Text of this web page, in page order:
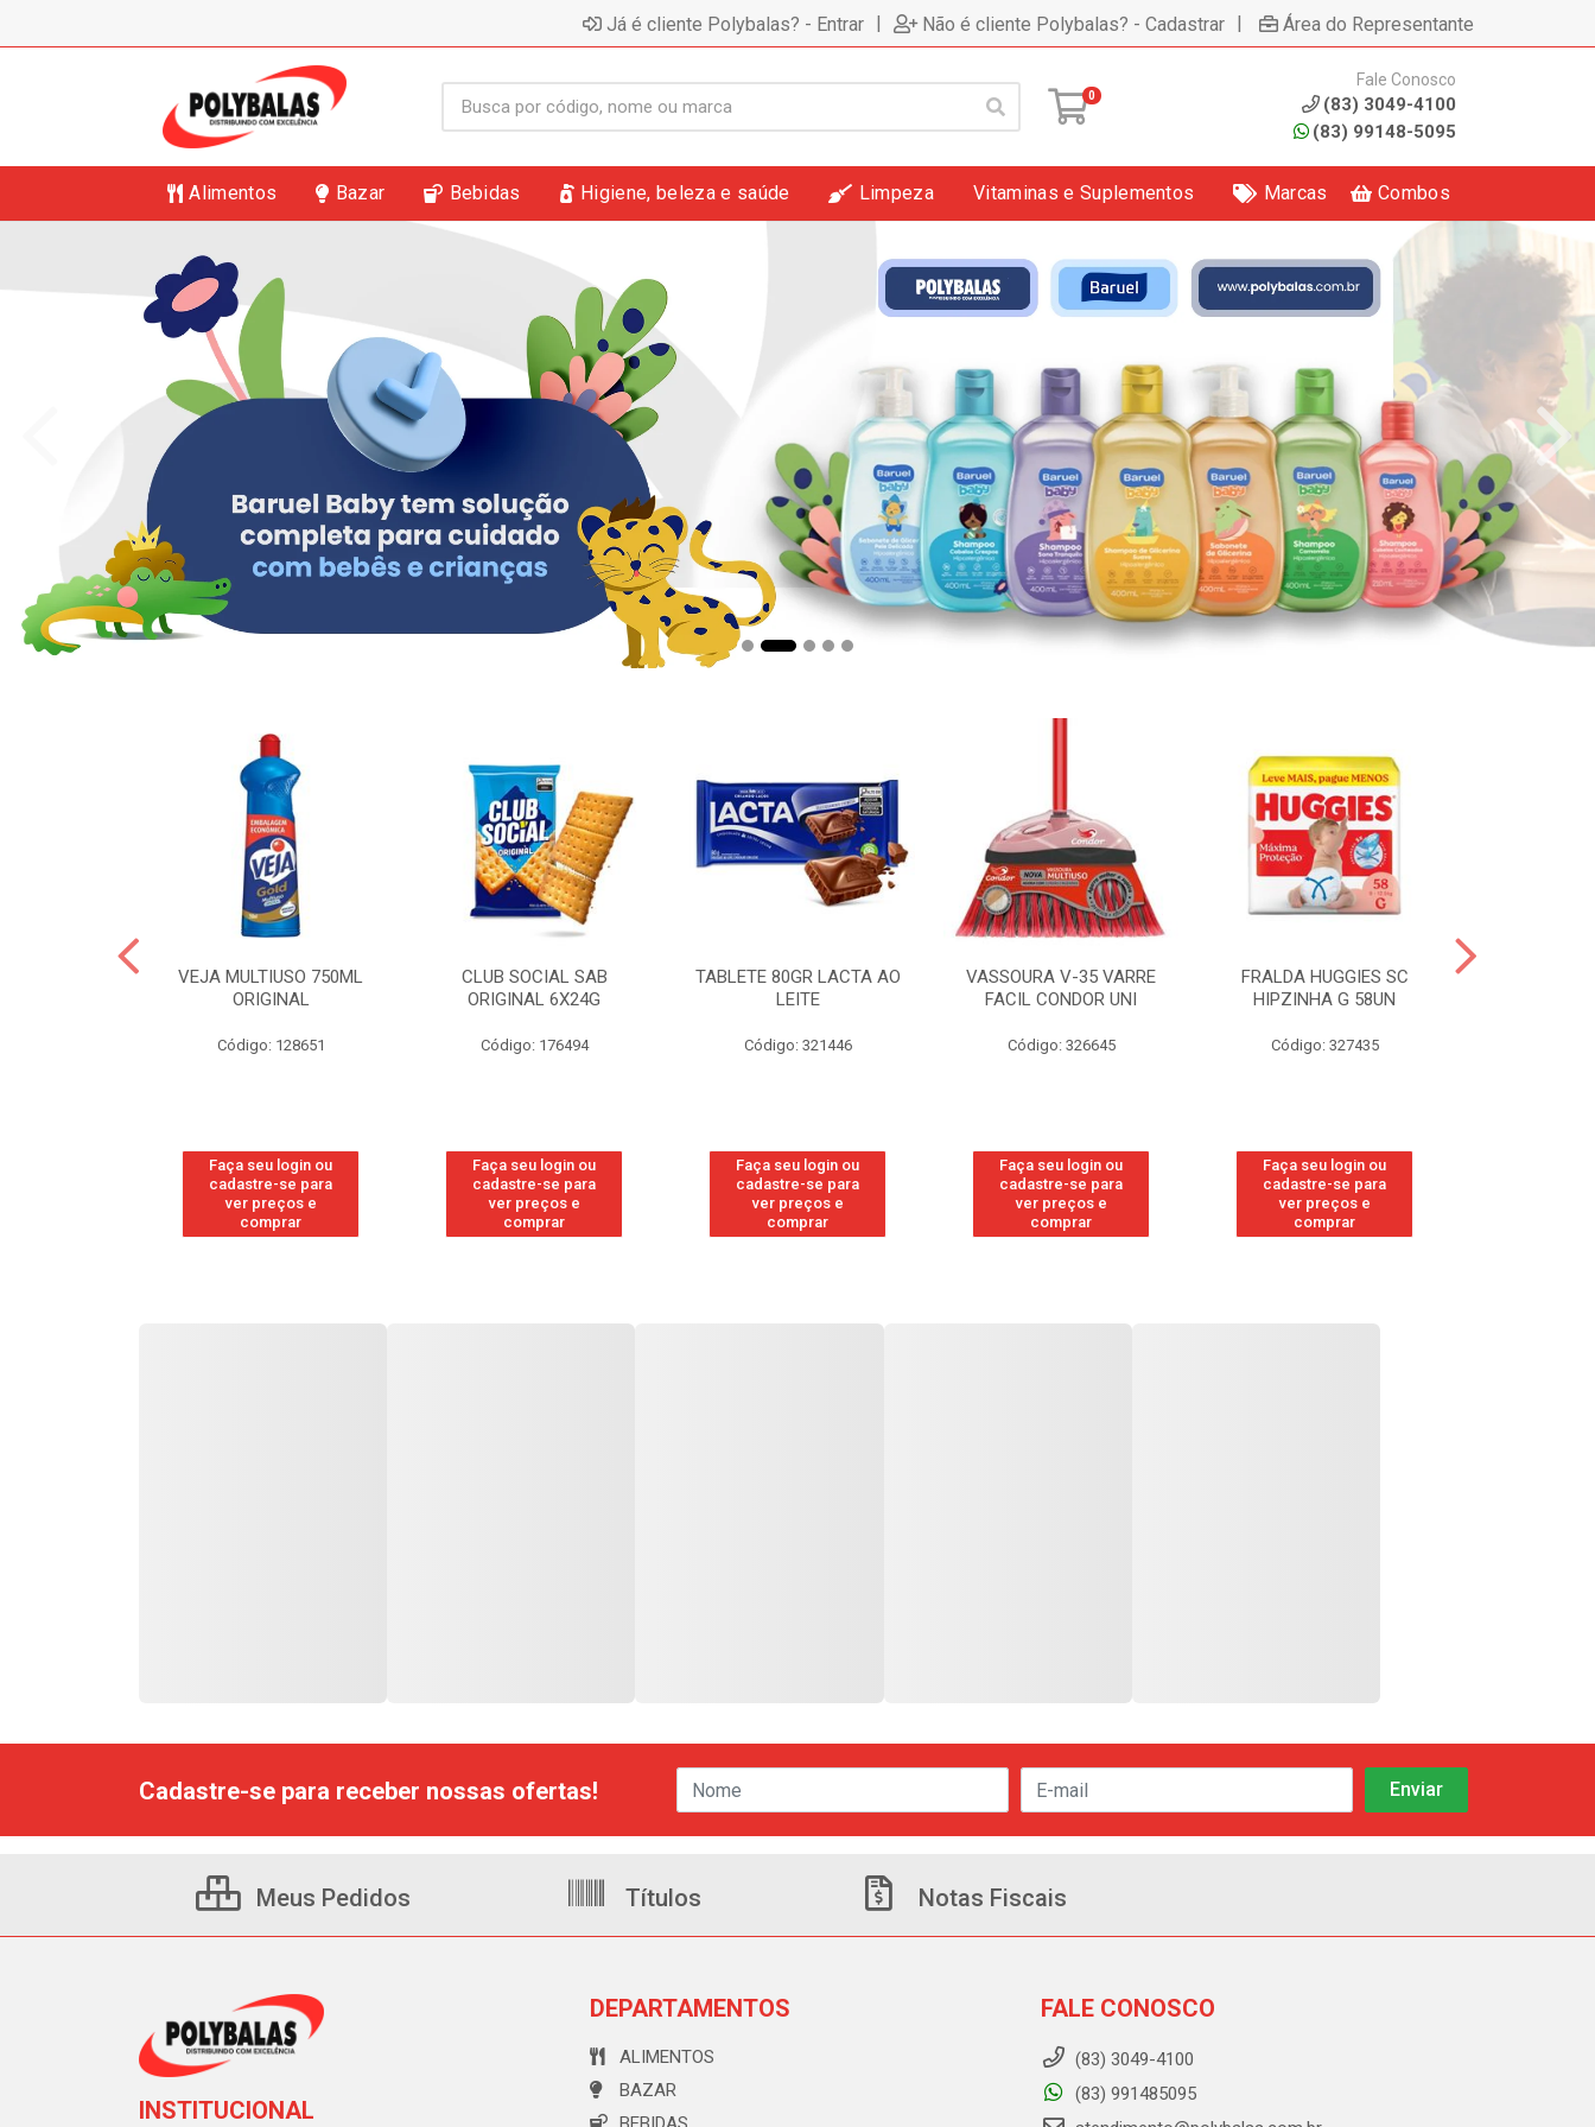
Já é cliente Polybalas? - Entrar | Não é cliente Polybalas? - Cadastrar | Área do Representante
0
Fale Conosco
(83) 3049-4100
(83) 99148-5095
Alimentos Bazar Bebidas Higiene, beleza e saúde Limpeza Vitaminas e Suplementos Marcas Combos
VEJA MULTIUSO 750ML
ORIGINAL
Código: 128651
Faça seu login ou
cadastre-se para
ver preços e
comprar
CLUB SOCIAL SAB
ORIGINAL 6X24G
Código: 176494
Faça seu login ou
cadastre-se para
ver preços e
comprar
TABLETE 80GR LACTA AO
LEITE
Código: 321446
Faça seu login ou
cadastre-se para
ver preços e
comprar
VASSOURA V-35 VARRE
FACIL CONDOR UNI
Código: 326645
Faça seu login ou
cadastre-se para
ver preços e
comprar
FRALDA HUGGIES SC
HIPZINHA G 58UN
Código: 327435
Faça seu login ou
cadastre-se para
ver preços e
comprar
Cadastre-se para receber nossas ofertas!
Meus Pedidos Títulos Notas Fiscais
INSTITUCIONAL
DEPARTAMENTOS
ALIMENTOS
BAZAR
FALE CONOSCO
(83) 3049-4100
(83) 991485095